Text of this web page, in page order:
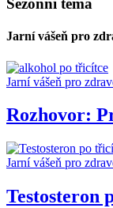
Sezónní téma
Jarní vášeň pro
Jarní vášeň pro
Rozhovor:
Jarní vášeň pro
Testosteron